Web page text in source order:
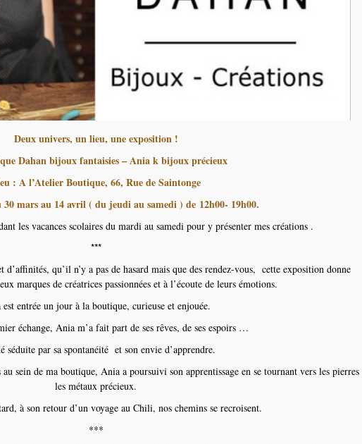
Deux univers, un lieu, une exposition !
Dahan bijoux fantaisies – Ania k bijoux précieux
: A l’Atelier Boutique, 66, Rue de Saintonge
mars au 14 avril ( du jeudi au samedi ) de 12h00- 19h00.
les vacances scolaires du mardi au samedi pour y présenter mes créations .
***
d’affinités, qu’il n’y a pas de hasard mais que des rendez-vous, cette exposition donne
marques de créatrices passionnées et à l’écoute de leurs émotions.
est entrée un jour à la boutique, curieuse et enjouée.
échange, Ania m’a fait part de ses rêves, de ses espoirs …
séduite par sa spontanéité et son envie d’apprendre.
sein de ma boutique, Ania a poursuivi son apprentissage en se tournant vers les pierres
les métaux précieux.
à son retour d’un voyage au Chili, nos chemins se recroisent.
***